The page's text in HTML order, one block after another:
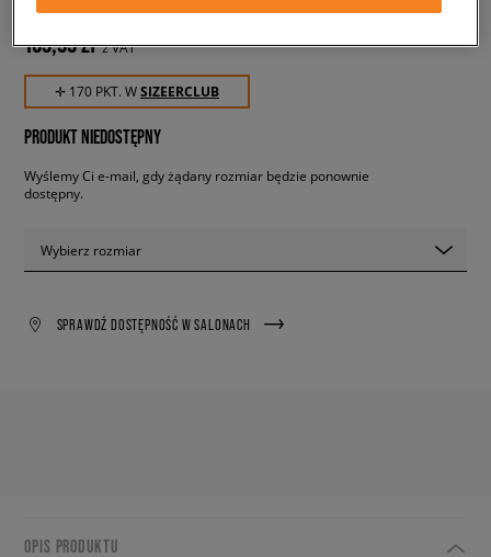
169,99 zł z VAT
✛ 170 PKT. WSIZEERCLUB
PRODUKT NIEDOSTĘPNY
Wyślemy Ci e-mail, gdy żądany rozmiar będzie ponownie
dostępny.
Wybierz rozmiar
SPRAWDŹ DOSTĘPNOŚĆ W SALONACH
OPIS PRODUKTU